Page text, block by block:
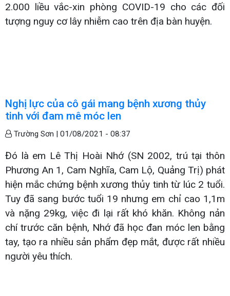
2.000 liều vắc-xin phòng COVID-19 cho các đối
tượng nguy cơ lây nhiễm cao trên địa bàn huyện.
Nghị lực của cô gái mang bệnh xương thủy
tinh với đam mê móc len
Trường Sơn | 01/08/2021 - 08:37
Đó là em Lê Thị Hoài Nhớ (SN 2002, trú tại thôn
Phương An 1, Cam Nghĩa, Cam Lộ, Quảng Trị) phát
hiện mắc chứng bệnh xương thủy tinh từ lúc 2 tuổi.
Tuy đã sang bước tuổi 19 nhưng em chỉ cao 1,1m
và nặng 29kg, việc đi lại rất khó khăn. Không nản
chí trước căn bệnh, Nhớ đã học đan móc len bằng
tay, tạo ra nhiều sản phẩm đẹp mắt, được rất nhiều
người yêu thích.